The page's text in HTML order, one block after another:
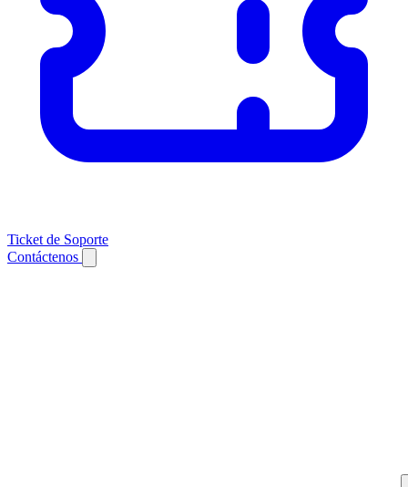
Ticket de Soporte
Contáctenos